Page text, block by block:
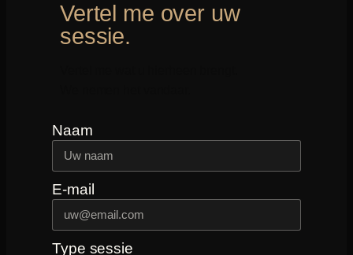
Vertel me over uw
sessie.
Naam
E-mail
Type sessie